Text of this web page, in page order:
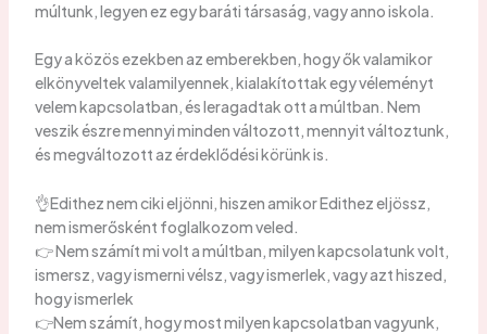
múltunk, legyen ez egy baráti társaság, vagy anno iskola.
Egy a közös ezekben az emberekben, hogy ők valamikor
elkönyveltek valamilyennek, kialakítottak egy véleményt
velem kapcsolatban, és leragadtak ott a múltban. Nem
veszik észre mennyi minden változott, mennyit változtunk,
és megváltozott az érdeklődési körünk is.
👌Edithez nem ciki eljönni, hiszen amikor Edithez eljössz,
nem ismerősként foglalkozom veled.
👉 Nem számít mi volt a múltban, milyen kapcsolatunk volt,
ismersz, vagy ismerni vélsz, vagy ismerlek, vagy azt hiszed,
hogy ismerlek
👉Nem számít, hogy most milyen kapcsolatban vagyunk,